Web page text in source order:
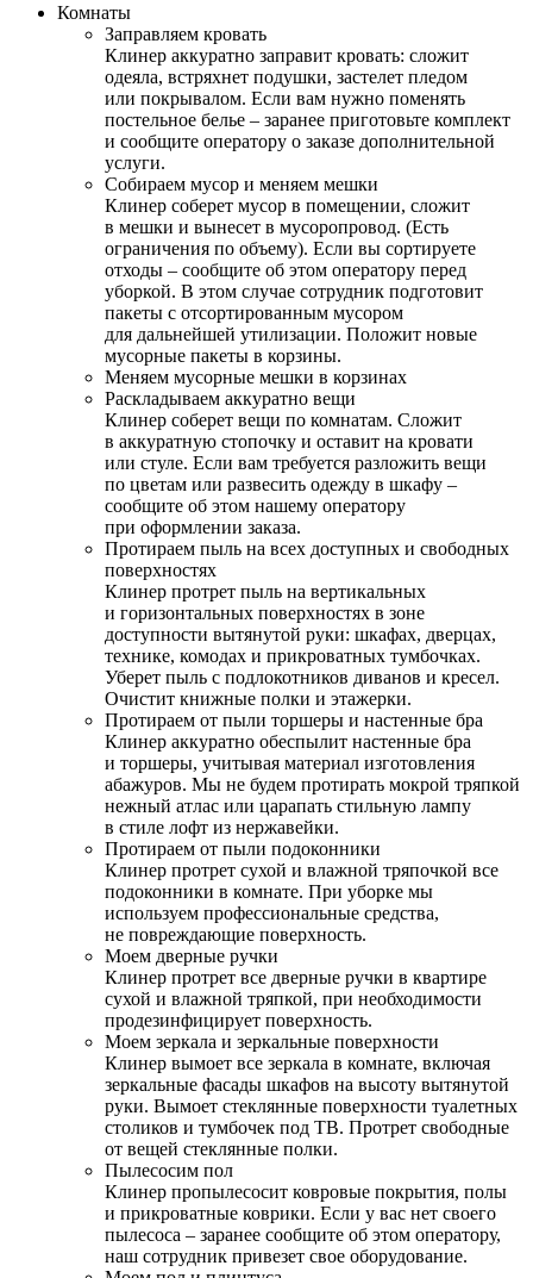
Комнаты
Заправляем кровать
Клинер аккуратно заправит кровать: сложит
одеяла, встряхнет подушки, застелет пледом
или покрывалом. Если вам нужно поменять
постельное белье – заранее приготовьте комплект
и сообщите оператору о заказе дополнительной
услуги.
Собираем мусор и меняем мешки
Клинер соберет мусор в помещении, сложит
в мешки и вынесет в мусоропровод. (Есть
ограничения по объему). Если вы сортируете
отходы – сообщите об этом оператору перед
уборкой. В этом случае сотрудник подготовит
пакеты с отсортированным мусором
для дальнейшей утилизации. Положит новые
мусорные пакеты в корзины.
Меняем мусорные мешки в корзинах
Раскладываем аккуратно вещи
Клинер соберет вещи по комнатам. Сложит
в аккуратную стопочку и оставит на кровати
или стуле. Если вам требуется разложить вещи
по цветам или развесить одежду в шкафу –
сообщите об этом нашему оператору
при оформлении заказа.
Протираем пыль на всех доступных и свободных
поверхностях
Клинер протрет пыль на вертикальных
и горизонтальных поверхностях в зоне
доступности вытянутой руки: шкафах, дверцах,
технике, комодах и прикроватных тумбочках.
Уберет пыль с подлокотников диванов и кресел.
Очистит книжные полки и этажерки.
Протираем от пыли торшеры и настенные бра
Клинер аккуратно обеспылит настенные бра
и торшеры, учитывая материал изготовления
абажуров. Мы не будем протирать мокрой тряпкой
нежный атлас или царапать стильную лампу
в стиле лофт из нержавейки.
Протираем от пыли подоконники
Клинер протрет сухой и влажной тряпочкой все
подоконники в комнате. При уборке мы
используем профессиональные средства,
не повреждающие поверхность.
Моем дверные ручки
Клинер протрет все дверные ручки в квартире
сухой и влажной тряпкой, при необходимости
продезинфицирует поверхность.
Моем зеркала и зеркальные поверхности
Клинер вымоет все зеркала в комнате, включая
зеркальные фасады шкафов на высоту вытянутой
руки. Вымоет стеклянные поверхности туалетных
столиков и тумбочек под ТВ. Протрет свободные
от вещей стеклянные полки.
Пылесосим пол
Клинер пропылесосит ковровые покрытия, полы
и прикроватные коврики. Если у вас нет своего
пылесоса – заранее сообщите об этом оператору,
наш сотрудник привезет свое оборудование.